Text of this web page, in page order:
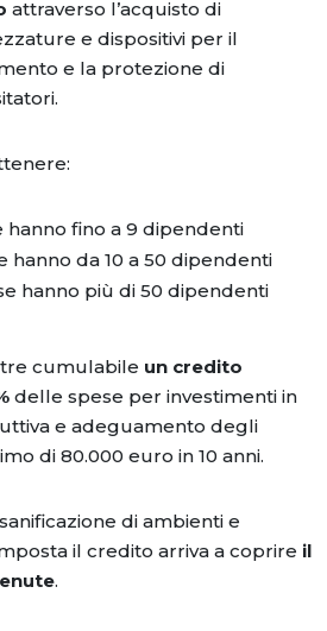
attraverso l’acquisto di
e dispositivi per il
e la protezione di
hanno fino a 9 dipendenti
hanno da 10 a 50 dipendenti
hanno più di 50 dipendenti
cumulabile un credito
delle spese per investimenti in
e adeguamento degli
di 80.000 euro in 10 anni.
di ambienti e
il credito arriva a coprire il
.